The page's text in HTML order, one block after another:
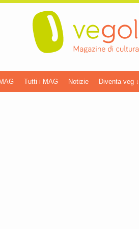
Tutti i MAG Notizie Diventa veg ↓